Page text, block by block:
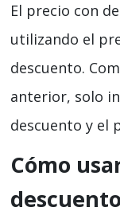
El precio con
utilizando el
descuento.
anterior, solo
descuento y el
Cómo